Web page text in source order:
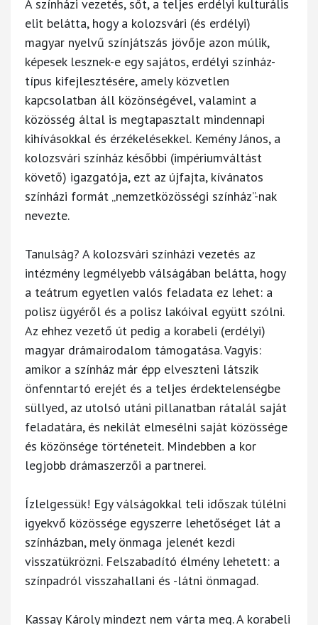
A színházi vezetés, sőt, a teljes erdélyi kulturális
elit belátta, hogy a kolozsvári (és erdélyi)
magyar nyelvű színjátszás jövője azon múlik,
képesek lesznek-e egy sajátos, erdélyi színház-
típus kifejlesztésére, amely közvetlen
kapcsolatban áll közönségével, valamint a
közösség által is megtapasztalt mindennapi
kihívásokkal és érzékelésekkel. Kemény János, a
kolozsvári színház későbbi (impériumváltást
követő) igazgatója, ezt az újfajta, kívánatos
színházi formát „nemzetközösségi színház”-nak
nevezte.
Tanulság? A kolozsvári színházi vezetés az
intézmény legmélyebb válságában belátta, hogy
a teátrum egyetlen valós feladata ez lehet: a
polisz ügyéről és a polisz lakóival együtt szólni.
Az ehhez vezető út pedig a korabeli (erdélyi)
magyar drámairodalom támogatása. Vagyis:
amikor a színház már épp elveszteni látszik
önfenntartó erejét és a teljes érdektelenségbe
süllyed, az utolsó utáni pillanatban rátalál saját
feladatára, és nekilát elmesélni saját közössége
és közönsége történeteit. Mindebben a kor
legjobb drámaszerzői a partnerei.
Ízlelgessük! Egy válságokkal teli időszak túlélni
igyekvő közössége egyszerre lehetőséget lát a
színházban, mely önmaga jelenét kezdi
visszatükrözni. Felszabadító élmény lehetett: a
színpadról visszahallani és -látni önmagad.
Kassay Károly mindezt nem várta meg. A korabeli